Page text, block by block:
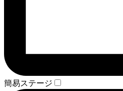
簡易ステージ